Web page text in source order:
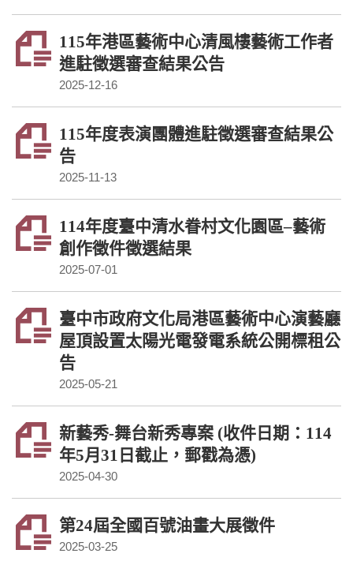
115年港區藝術中心清風樓藝術工作者
進駐徵選審查結果公告
2025-12-16
115年度表演團體進駐徵選審查結果公
告
2025-11-13
114年度臺中清水眷村文化園區–藝術
創作徵件徵選結果
2025-07-01
臺中市政府文化局港區藝術中心演藝廳
屋頂設置太陽光電發電系統公開標租公
告
2025-05-21
新藝秀-舞台新秀專案 (收件日期：114
年5月31日截止，郵戳為憑)
2025-04-30
第24屆全國百號油畫大展徵件
2025-03-25